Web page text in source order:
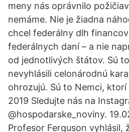
meny nás oprávnilo
nemáme. Nie je žiadna
chcel federálny dlh
federálnych daní – a nie
od jednotlivých štátov. Sú
nevyhlásili celonárodnú
ohrozujú. Sú to Nemci,
2019 Sledujte nás na
@hospodarske_noviny.
Profesor Ferguson vyhlásil,